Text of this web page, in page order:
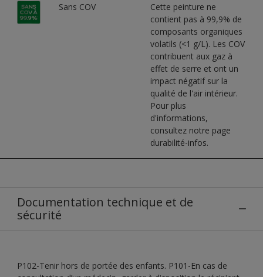
Sans COV
Cette peinture ne
contient pas à 99,9% de
composants organiques
volatils (<1 g/L). Les COV
contribuent aux gaz à
effet de serre et ont un
impact négatif sur la
qualité de l'air intérieur.
Pour plus
d'informations,
consultez notre page
durabilité-infos.
Documentation technique et de
sécurité
P102-Tenir hors de portée des enfants. P101-En cas de